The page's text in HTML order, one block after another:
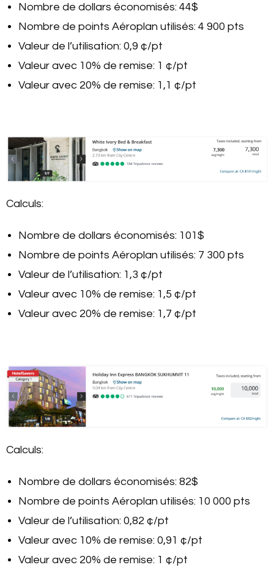
Nombre de dollars économisés: 44$
Nombre de points Aéroplan utilisés: 4 900 pts
Valeur de l’utilisation: 0,9 ¢/pt
Valeur avec 10% de remise: 1 ¢/pt
Valeur avec 20% de remise: 1,1 ¢/pt
Calculs:
Nombre de dollars économisés: 101$
Nombre de points Aéroplan utilisés: 7 300 pts
Valeur de l’utilisation: 1,3 ¢/pt
Valeur avec 10% de remise: 1,5 ¢/pt
Valeur avec 20% de remise: 1,7 ¢/pt
Calculs:
Nombre de dollars économisés: 82$
Nombre de points Aéroplan utilisés: 10 000 pts
Valeur de l’utilisation: 0,82 ¢/pt
Valeur avec 10% de remise: 0,91 ¢/pt
Valeur avec 20% de remise: 1 ¢/pt